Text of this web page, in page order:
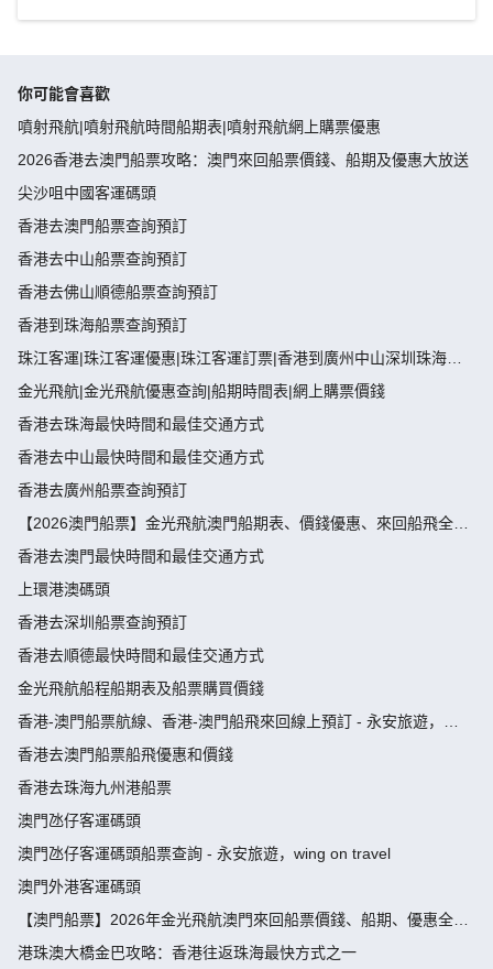
你可能會喜歡
噴射飛航|噴射飛航時間船期表|噴射飛航網上購票優惠
2026香港去澳門船票攻略：澳門來回船票價錢、船期及優惠大放送
尖沙咀中國客運碼頭
香港去澳門船票查詢預訂
香港去中山船票查詢預訂
香港去佛山順德船票查詢預訂
香港到珠海船票查詢預訂
珠江客運|珠江客運優惠|珠江客運訂票|香港到廣州中山深圳珠海佛
山船票
金光飛航|金光飛航優惠查詢|船期時間表|網上購票價錢
香港去珠海最快時間和最佳交通方式
香港去中山最快時間和最佳交通方式
香港去廣州船票查詢預訂
【2026澳門船票】金光飛航澳門船期表、價錢優惠、來回船飛全攻
略
香港去澳門最快時間和最佳交通方式
上環港澳碼頭
香港去深圳船票查詢預訂
香港去順德最快時間和最佳交通方式
金光飛航船程船期表及船票購買價錢
香港-澳門船票航線、香港-澳門船飛來回線上預訂 - 永安旅遊，
wing on travel
香港去澳門船票船飛優惠和價錢
香港去珠海九州港船票
澳門氹仔客運碼頭
澳門氹仔客運碼頭船票查詢 - 永安旅遊，wing on travel
澳門外港客運碼頭
【澳門船票】2026年金光飛航澳門來回船票價錢、船期、優惠全攻
略
港珠澳大橋金巴攻略：香港往返珠海最快方式之一